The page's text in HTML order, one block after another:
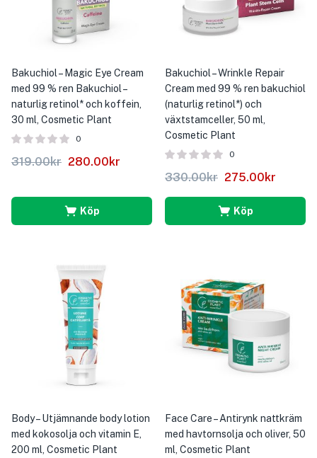
Bakuchiol – Magic Eye Cream
med 99 % ren Bakuchiol –
naturlig retinol* och koffein,
30 ml, Cosmetic Plant
0
319.00kr 280.00 kr
Köp
Bakuchiol – Wrinkle Repair
Cream med 99 % ren bakuchiol
(naturlig retinol*) och
växtstamceller, 50 ml,
Cosmetic Plant
0
330.00kr 275.00 kr
Köp
Body – Utjämnande body lotion
med kokosolja och vitamin E,
200 ml, Cosmetic Plant
Face Care – Antirynk nattkräm
med havtornsolja och oliver, 50
ml, Cosmetic Plant